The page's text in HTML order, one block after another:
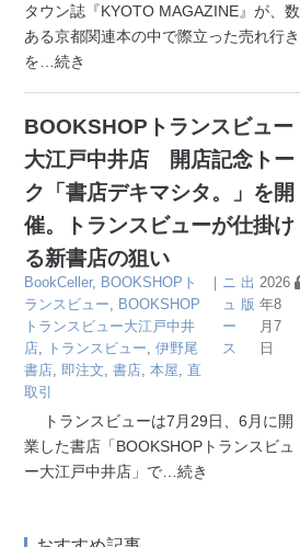
タウン誌『KYOTO MAGAZINE』が、数
ある京都関連本の中で際立った売れ行き
を …続き
BOOKSHOPトランスビュー
大江戸中井店 開店記念トー
ク「書店デキマシタ。」を開
催。トランスビューが仕掛け
る新書店の狙い
BookCeller, BOOKSHOPト
ランスビュー
BOOKSHOP
トランスビュー大江戸中井
店
トランスビュー ,伊野尾
書店 即注文 ,書店 ,本屋
直
取引
｜ ニ
ュ
ー
ス
出
版
2026
年8
月7
日
トランスビューは7月29日、6月に開
業した書店「BOOKSHOPトランスビュ
ー大江戸中井店」で …続き